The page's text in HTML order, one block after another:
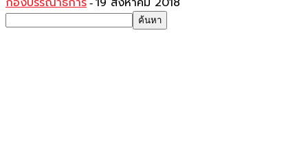
-